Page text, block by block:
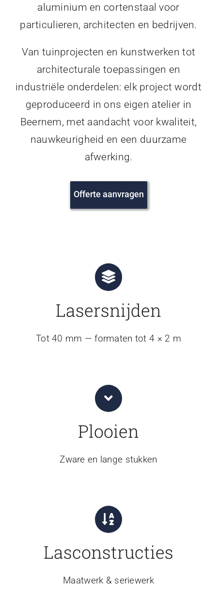
aluminium en cortenstaal voor
particulieren, architecten en bedrijven.
Van tuinprojecten en kunstwerken tot
architecturale toepassingen en
industriële onderdelen: elk project wordt
geproduceerd in ons eigen atelier in
Beernem, met aandacht voor kwaliteit,
nauwkeurigheid en een duurzame
afwerking.
Offerte aanvragen
Lasersnijden
Tot 40 mm — formaten tot 4 × 2 m
Plooien
Zware en lange stukken
Lasconstructies
Maatwerk & seriewerk